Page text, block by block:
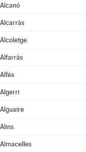
Alcanó
Alcarràs
Alcoletge
Alfarràs
Alfés
Algerri
Alguaire
Alins
Almacelles